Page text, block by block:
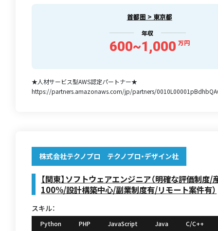
首都圏 > 東京都
年収
600~1,000 万円
★人材サービス型AWS認定パートナー★
https://partners.amazonaws.com/jp/partners/
株式会社テクノプロ テクノプロ・デザイン社
【関東】ソフトウェアエンジニア（明確な評価制度
100%/設計構築中心/副業制度有/リモート案件有）
スキル：
Python PHP JavaScript Java
C/C++